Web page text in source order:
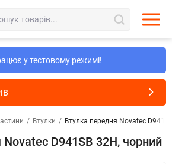
у тестовому режимі!
/ Втулки / Втулка передня Novatec
D941SB 32H, чорний